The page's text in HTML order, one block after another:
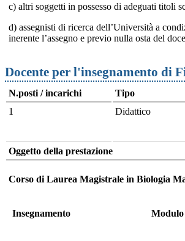
c) altri soggetti in possesso di adeguati titoli
d) assegnisti di ricerca dell’Università a
inerente l’assegno e previo nulla osta del
Docente per l'insegnamento di
N.posti / incarichi Tipo
1
Didattico
Oggetto della prestazione
Corso di Laurea Magistrale in Biologia
Insegnamento Modulo